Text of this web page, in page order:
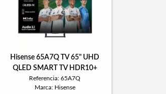
Hisense 65A7Q TV 65" UHD
QLED SMART TV HDR10+
Referencia: 65A7Q
Marca: Hisense